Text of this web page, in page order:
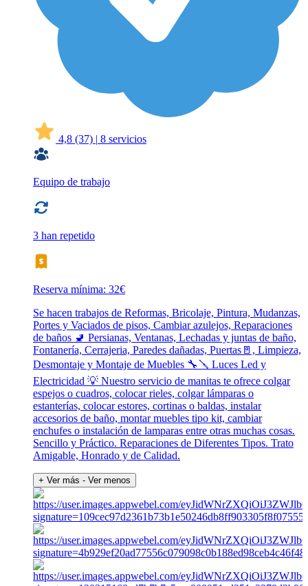
4,8 (37) | 8 servicios
Equipo de trabajo
3 han repetido
Reserva mínima: 32€
Se hacen trabajos de Reformas, Bricolaje, Pintura, Mudanzas,
Portes y Vaciados de pisos, Cambiar azulejos, Reparaciones
de baños 🚽 Persianas, Ventanas, Lechadas y juntas de baño,
Fontanería, Cerrajeria, Paredes dañadas, Puertas🚪, Limpieza,
Desmontaje y Montaje de Muebles 🔧🪛 Luces Led y
Electricidad 💡 Nuestro servicio de manitas te ofrece colgar
espejos o cuadros, colocar rieles, colgar lámparas o
estanterías, colocar estores, cortinas o baldas, instalar
accesorios de baño, montar muebles tipo kit, cambiar
enchufes o instalación de lamparas entre otras muchas cosas.
Sencillo y Práctico. Reparaciones de Diferentes Tipos. Trato
Amigable, Honrado y de Calidad.
+ Ver más - Ver menos